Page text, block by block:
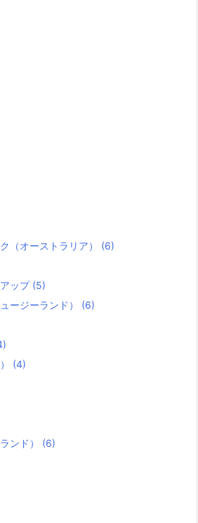
（オーストラリア） (6)
ップ (5)
ージーランド） (6)
(4)
ンド） (6)